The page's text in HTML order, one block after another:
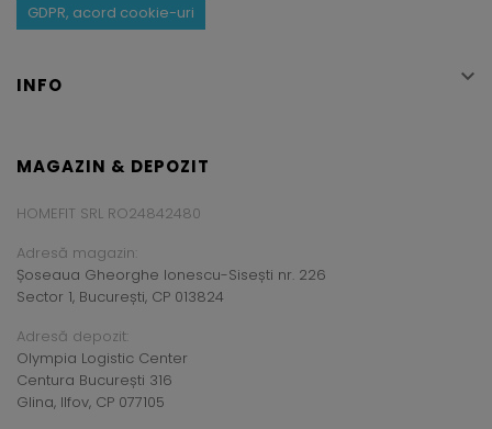
GDPR, acord cookie-uri
INFO 
MAGAZIN & DEPOZIT
HOMEFIT SRL RO24842480
Adresă magazin:
Șoseaua Gheorghe Ionescu-Sisești nr. 226
Sector 1, București, CP 013824
Adresă depozit:
Olympia Logistic Center
Centura București 316
Glina, Ilfov, CP 077105